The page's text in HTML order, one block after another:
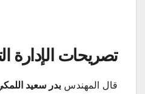
تصريحات الإدارة
قال المهندس بدر سعيد